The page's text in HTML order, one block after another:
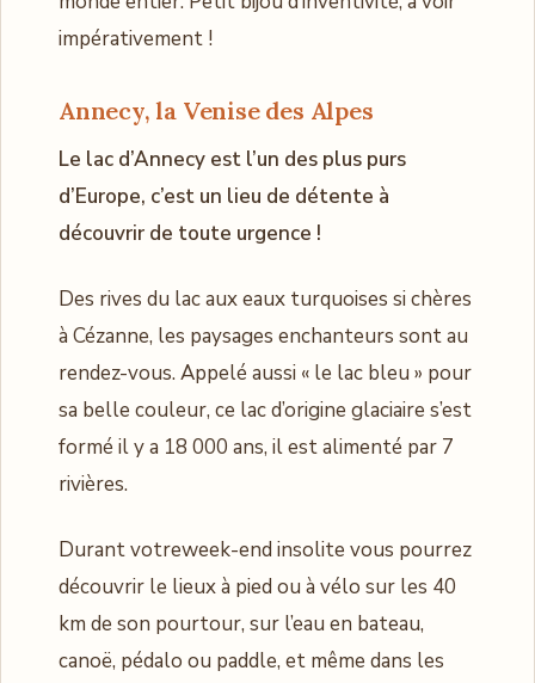
impérativement !
Annecy, la Venise des Alpes
Le lac d’Annecy est l’un des plus purs
d’Europe, c’est un lieu de détente à
découvrir de toute urgence !
Des rives du lac aux eaux turquoises si chères
à Cézanne, les paysages enchanteurs sont au
rendez-vous. Appelé aussi « le lac bleu » pour
sa belle couleur, ce lac d’origine glaciaire s’est
formé il y a 18 000 ans, il est alimenté par 7
rivières.
Durant votreweek-end insolite vous pourrez
découvrir le lieux à pied ou à vélo sur les 40
km de son pourtour, sur l’eau en bateau,
canoë, pédalo ou paddle, et même dans les